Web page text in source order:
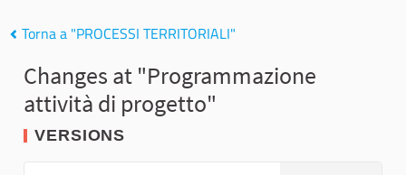
Torna a "PROCESSI TERRITORIALI"
Changes at "Programmazione
attività di progetto"
VERSIONS